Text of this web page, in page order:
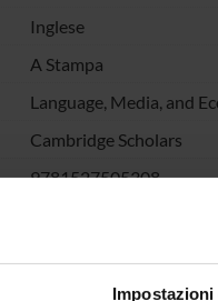
Inglese
A Stampa
Language, Media, and
Cambridge Scholars
9781527505308
Prefazione al Volume